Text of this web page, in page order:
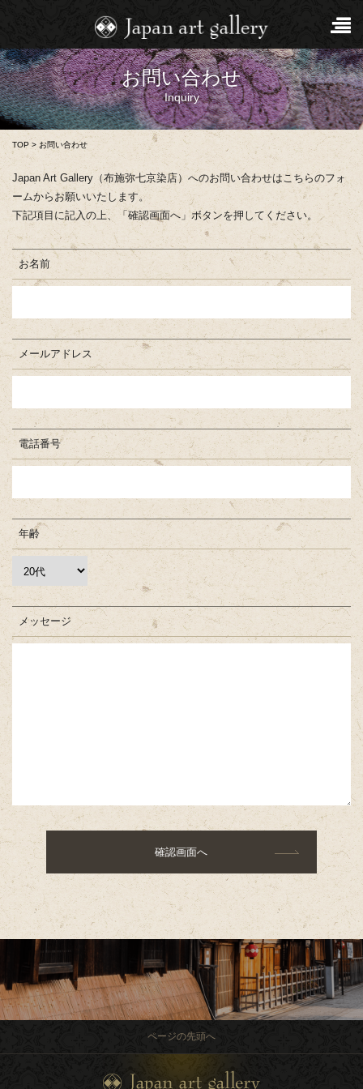
お問い合わせ
Inquiry
TOP > お問い合わせ
Japan Art Gallery（布施弥七京染店）へのお問い合わせはこちらのフォ
ームからお願いいたします。
下記項目に記入の上、「確認画面へ」ボタンを押してください。
お名前
メールアドレス
電話番号
年齢
メッセージ
ページの先頭へ